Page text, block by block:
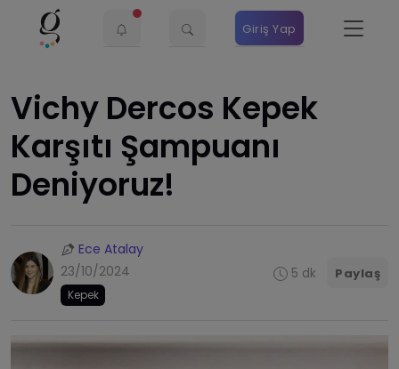
Giriş Yap
Vichy Dercos Kepek
Karşıtı Şampuanı
Deniyoruz!
Ece Atalay
23/10/2024
Kepek
5 dk Paylaş